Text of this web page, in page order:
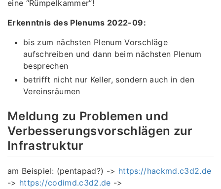
eine “Rümpelkammer”!
Erkenntnis des Plenums 2022-09:
bis zum nächsten Plenum Vorschläge
aufschreiben und dann beim nächsten Plenum
besprechen
betrifft nicht nur Keller, sondern auch in den
Vereinsräumen
Meldung zu Problemen und
Verbesserungsvorschlägen zur
Infrastruktur
am Beispiel: (pentapad?) -> https://hackmd.c3d2.de
-> https://codimd.c3d2.de ->